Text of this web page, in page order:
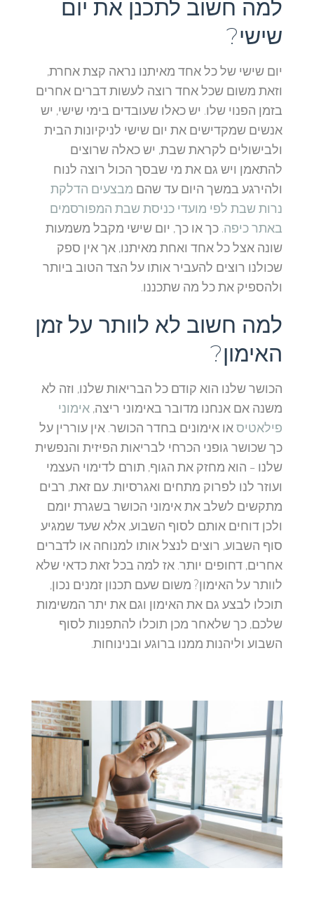
למה חשוב לתכנן את יום
שישי?
יום שישי של כל אחד מאיתנו נראה קצת אחרת,
וזאת משום שכל אחד רוצה לעשות דברים אחרים
בזמן הפנוי שלו. יש כאלו שעובדים בימי שישי, יש
אנשים שמקדישים את יום שישי לניקיונות הבית
ולבישולים לקראת שבת, יש כאלה שרוצים
להתאמן ויש גם את מי שבסך הכול רוצה לנוח
ולהירגע במשך היום עד שהםמבצעים הדלקת
נרות שבת לפי מועדי כניסת שבת המפורסמים
באתר כיפה. כך או כך, יום שישי מקבל משמעות
שונה אצל כל אחד ואחת מאיתנו, אך אין ספק
שכולנו רוצים להעביר אותו על הצד הטוב ביותר
ולהספיק את כל מה שתכננו.
למה חשוב לא לוותר על זמן
האימון?
הכושר שלנו הוא קודם כל הבריאות שלנו, וזה לא
משנה אם אנחנו מדובר באימוני ריצה,אימוני
פילאטיסאו אימונים בחדר הכושר. אין עוררין על
כך שכושר גופני הכרחי לבריאות הפיזית והנפשית
שלנו – הוא מחזק את הגוף, תורם לדימוי העצמי
ועוזר לנו לפרוק מתחים ואגרסיות. עם זאת, רבים
מתקשים לשלב את אימוני הכושר בשגרת יומם
ולכן דוחים אותם לסוף השבוע, אלא שעד שמגיע
סוף השבוע, רוצים לנצל אותו למנוחה או לדברים
אחרים, דחופים יותר. אז למה בכל זאת כדאי שלא
לוותר על האימון? משום שעם תכנון זמנים נכון,
תוכלו לבצע גם את האימון וגם את יתר המשימות
שלכם, כך שלאחר מכן תוכלו להתפנות לסוף
השבוע וליהנות ממנו ברוגע ובנינוחות.